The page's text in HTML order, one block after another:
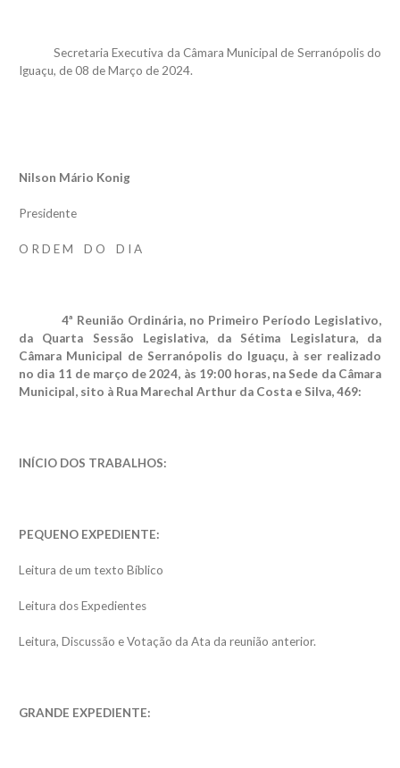
Secretaria Executiva da Câmara Municipal de Serranópolis do
Iguaçu, de 08 de Março de 2024.
Nilson Mário Konig
Presidente
O R D E M D O D I A
4ª Reunião Ordinária, no Primeiro Período Legislativo,
da Quarta Sessão Legislativa, da Sétima Legislatura, da
Câmara Municipal de Serranópolis do Iguaçu, à ser realizado
no dia 11 de março de 2024, às 19:00 horas, na Sede da Câmara
Municipal, sito à Rua Marechal Arthur da Costa e Silva, 469:
INÍCIO DOS TRABALHOS:
PEQUENO EXPEDIENTE:
Leitura de um texto Bíblico
Leitura dos Expedientes
Leitura, Discussão e Votação da Ata da reunião anterior.
GRANDE EXPEDIENTE: